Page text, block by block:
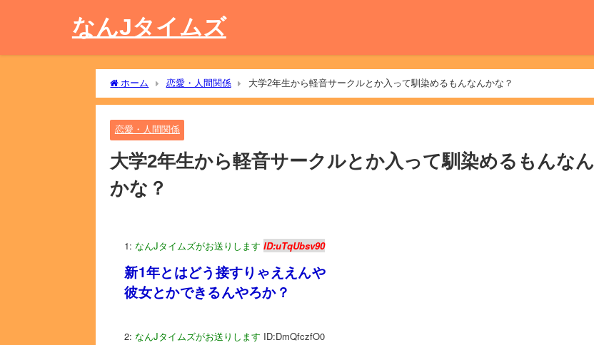
なんJタイムズ
ホーム 恋愛・人間関係 大学2年生から軽音サークルとか入って馴染めるもんなんかな？
恋愛・人間関係
大学2年生から軽音サークルとか入って馴染めるもんなん
かな？
1:なんJタイムズがお送りします ID:uTqUbsv90
新1年とはどう接すりゃええんや
彼女とかできるんやろか？
2:なんJタイムズがお送りします ID:DmQfczfO0